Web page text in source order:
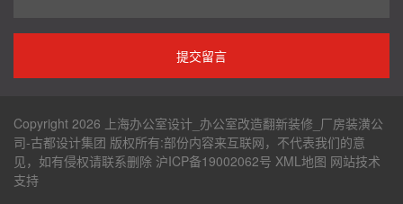
Copyright 2026 上海办公室设计_办公室改造翻新装修_厂房装潢公
司-古都设计集团 版权所有:部份内容来互联网，不代表我们的意
见，如有侵权请联系删除 沪ICP备19002062号 XML地图 网站技术
支持